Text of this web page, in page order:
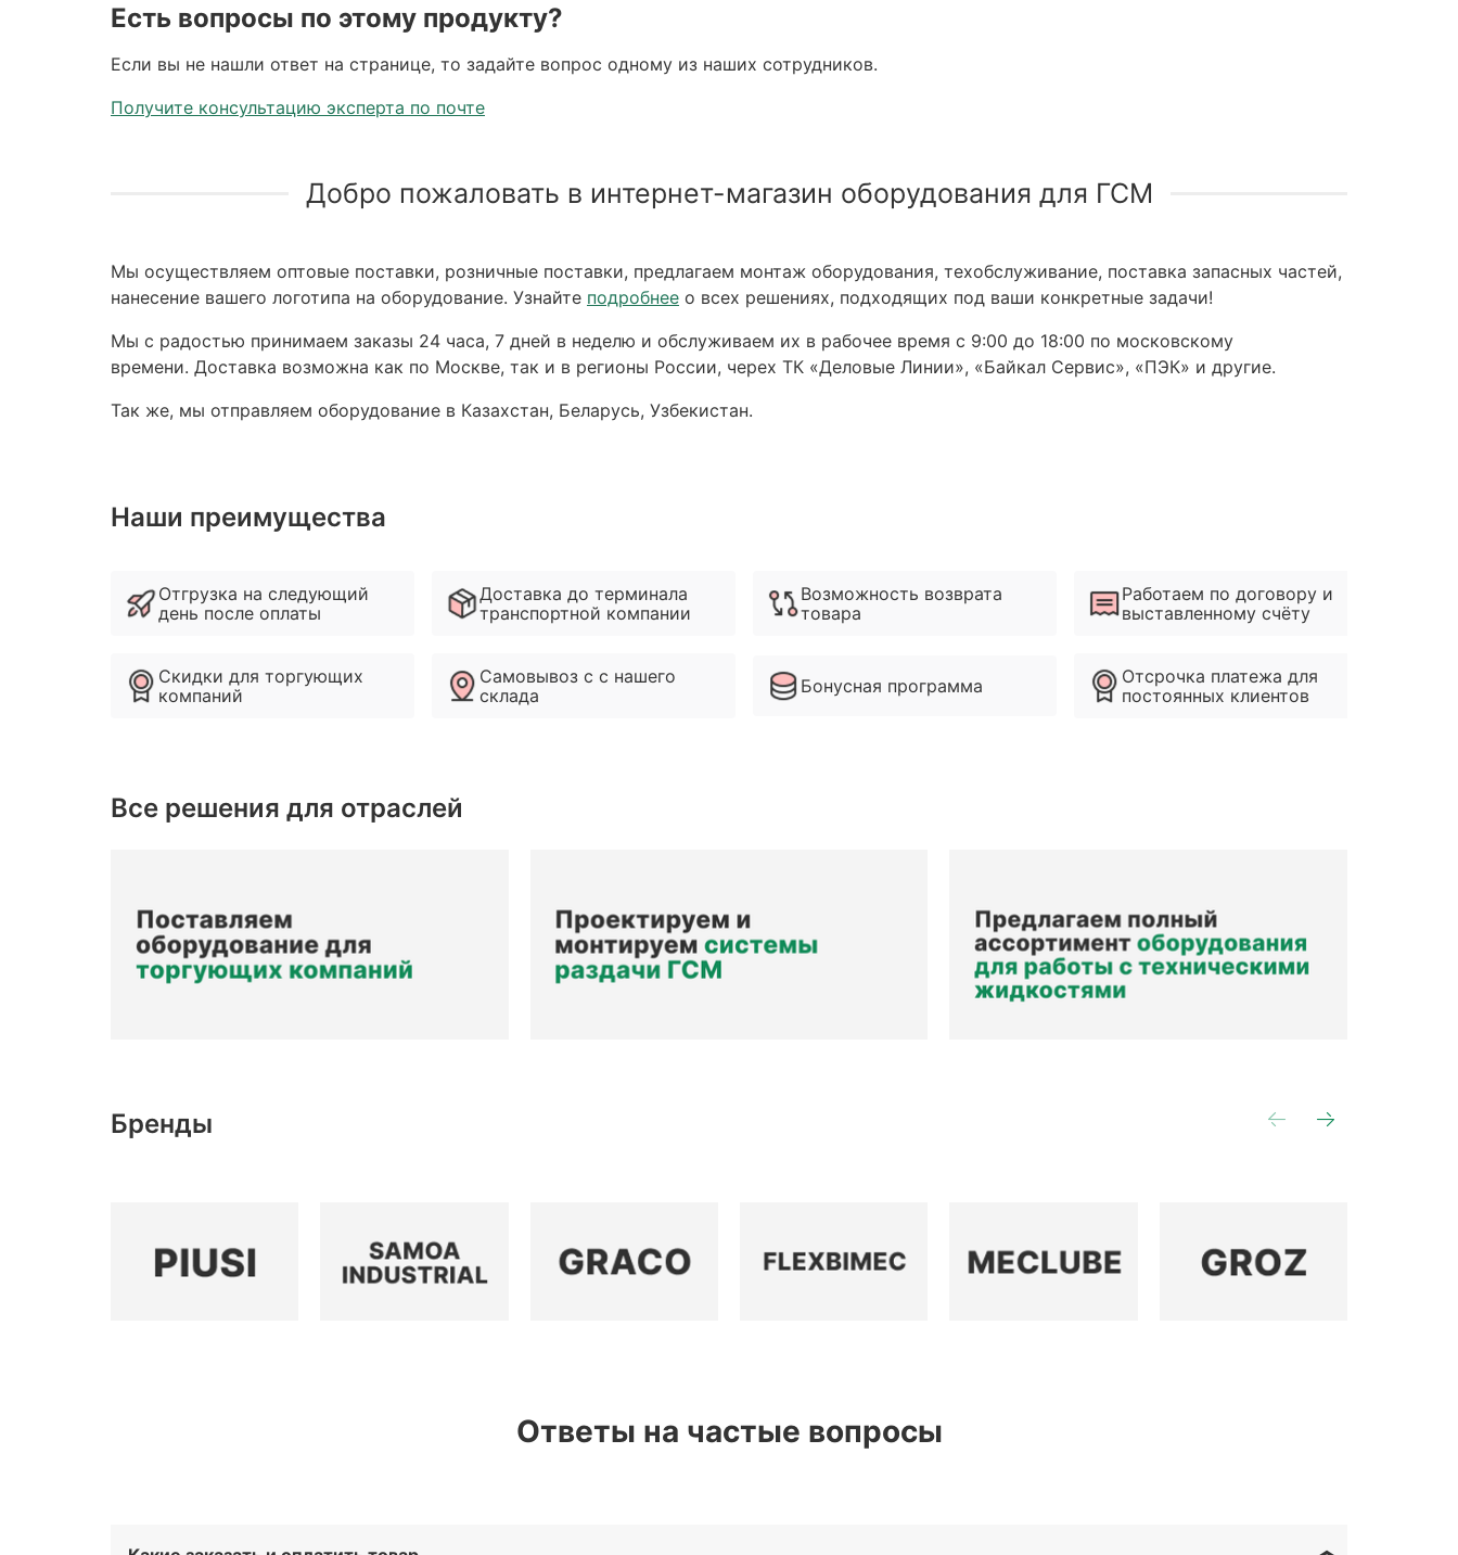
Есть вопросы по этому продукту?
Если вы не нашли ответ на странице, то задайте вопрос одному из наших сотрудников.
Получите консультацию эксперта по почте
Добро пожаловать в интернет-магазин оборудования для ГСМ
Мы осуществляем оптовые поставки, розничные поставки, предлагаем монтаж оборудования, техобслуживание, поставка запасных частей,
нанесение вашего логотипа на оборудование. Узнайте подробнее о всех решениях, подходящих под ваши конкретные задачи!
Мы с радостью принимаем заказы 24 часа, 7 дней в неделю и обслуживаем их в рабочее время с 9:00 до 18:00 по московскому
времени. Доставка возможна как по Москве, так и в регионы России, черех ТК «Деловые Линии», «Байкал Сервис», «ПЭК» и другие.
Так же, мы отправляем оборудование в Казахстан, Беларусь, Узбекистан.
Наши преимущества
Отгрузка на следующий
день после оплаты
Скидки для торгующих
компаний
Доставка до терминала
транспортной компании
Самовывоз с с нашего
склада
Возможность возврата
товара
Бонусная программа
Работаем по договору и
выставленному счёту
Отсрочка платежа для
постоянных клиентов
Все решения для отраслей
Бренды
Ответы на частые вопросы